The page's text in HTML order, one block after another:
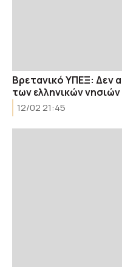
Βρετανικό ΥΠΕΞ: Δεν
των ελληνικών νησιών
12/02 21:45